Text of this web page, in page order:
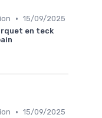
• 15/09/2025
en teck
• 15/09/2025